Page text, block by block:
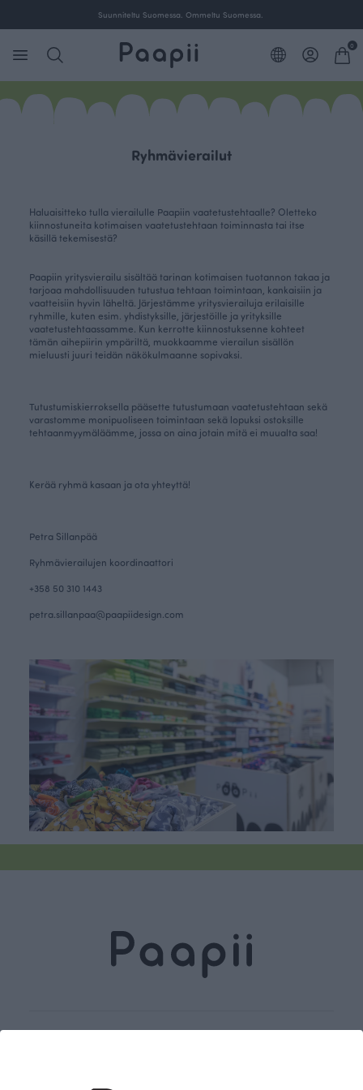
Suunniteltu Suomessa. Ommeltu Suomessa.
0
Ryhmävierailut
Haluaisitteko tulla vierailulle Paapiin vaatetustehtaalle? Oletteko
kiinnostuneita kotimaisen vaatetustehtaan toiminnasta tai itse
käsillä tekemisestä?
Paapiin yritysvierailu sisältää tarinan kotimaisen tuotannon takaa ja
tarjoaa mahdollisuuden tutustua tehtaan toimintaan, kankaisiin ja
vaatteisiin hyvin läheltä. Järjestämme yritysvierailuja erilaisille
ryhmille, kuten esim. yhdistyksille, järjestöille ja yrityksille
vaatetustehtaassamme. Kun kerrotte kiinnostuksenne kohteet
tämän aihepiirin ympäriltä, muokkaamme vierailun sisällön
mieluusti juuri teidän näkökulmaanne sopivaksi.
Tutustumiskierroksella pääsette tutustumaan vaatetustehtaan sekä
varastomme monipuoliseen toimintaan sekä lopuksi ostoksille
tehtaanmyymäläämme, jossa on aina jotain mitä ei muualta saa!
Kerää ryhmä kasaan ja ota yhteyttä!
Petra Sillanpää
Ryhmävierailujen koordinaattori
+358 50 310 1443
petra.sillanpaa@paapiidesign.com